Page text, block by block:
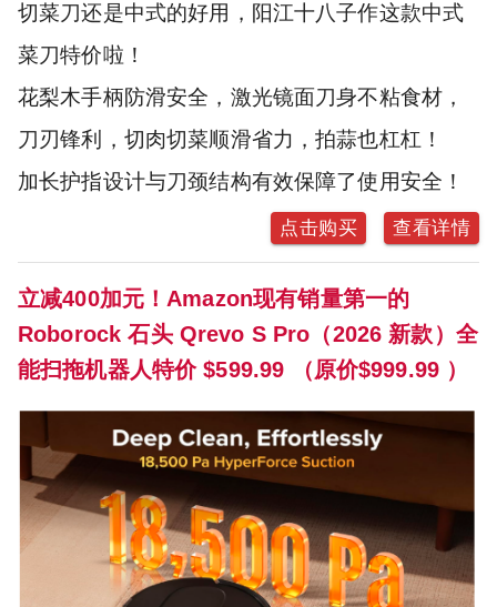
切菜刀还是中式的好用，阳江十八子作这款中式
菜刀特价啦！
花梨木手柄防滑安全，激光镜面刀身不粘食材，
刀刃锋利，切肉切菜顺滑省力，拍蒜也杠杠！
加长护指设计与刀颈结构有效保障了使用安全！
点击购买 查看详情
立减400加元！Amazon现有销量第一的
Roborock 石头 Qrevo S Pro（2026 新款）全
能扫拖机器人特价 $599.99 （原价$999.99 ）